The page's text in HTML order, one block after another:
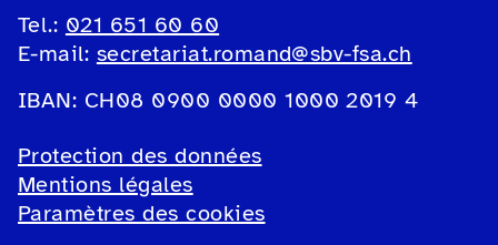
Tel.: 021 651 60 60
E-mail: secretariat.romand@sbv-fsa.ch
IBAN: CH08 0900 0000 1000 2019 4
Protection des données
Mentions légales
Paramètres des cookies